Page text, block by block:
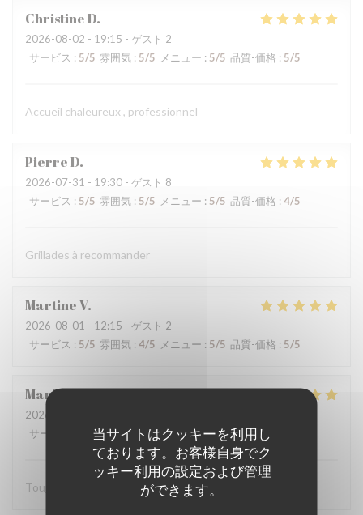
当サイトはクッキーを利用し
ております。お客様自身でク
ッキー利用の設定および管理
ができます。
ChristineD
2026-08-02 - 19:15 - ゲスト 2
サービス : 5/5 雰囲気 : 5/5 メニュー : 5/5 品質-価格 : 5/5
Accueil chaleureux , professionnel
PierreD
2026-07-31 - 19:30 - ゲスト 8
サービス : 5/5 雰囲気 : 5/5 メニュー : 5/5 品質-価格 : 4/5
Grillades à recommander
MartineV
2026-08-01 - 12:15 - ゲスト 2
サービス : 5/5 雰囲気 : 4/5 メニュー : 5/5 品質-価格 : 5/5
Marie-catherineP
2026-08-02
サービス
/5 雰囲気 5 /5 メニュー:5/5 品質-価格
Toujours très bien. Bon produits. On s’est régalé merci.